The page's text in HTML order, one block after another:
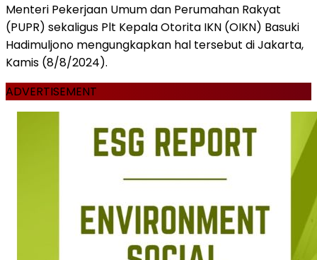
Menteri Pekerjaan Umum dan Perumahan Rakyat
(PUPR) sekaligus Plt Kepala Otorita IKN (OIKN) Basuki
Hadimuljono mengungkapkan hal tersebut di Jakarta,
Kamis (8/8/2024).
ADVERTISEMENT